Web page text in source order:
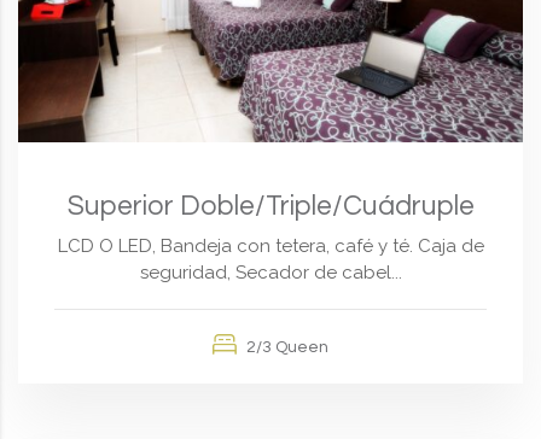
Superior Doble/Triple/Cuádruple
LCD O LED, Bandeja con tetera, café y té. Caja de
seguridad, Secador de cabel...
2/3 Queen